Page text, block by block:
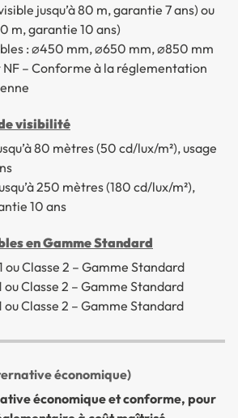
jusqu’à 80 m, garantie 7 ans) ou
m, garantie 10 ans)
: ⌀450 mm, ⌀650 mm, ⌀850 mm
– Conforme à la réglementation
visibilité
80 mètres (50 cd/lux/m²), usage
250 mètres (180 cd/lux/m²),
10 ans
en Gamme Standard
ou Classe 2 – Gamme Standard
ou Classe 2 – Gamme Standard
ou Classe 2 – Gamme Standard
économique)
économique et conforme, pour